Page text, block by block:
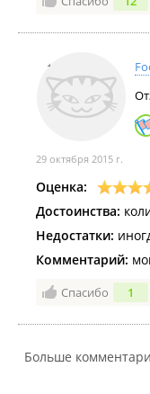
время он не в
что там на нем
29 октября 2015 г.
Оценка:
Достоинства:
Недостатки:
Комментарий:
Спасибо 1
Больше